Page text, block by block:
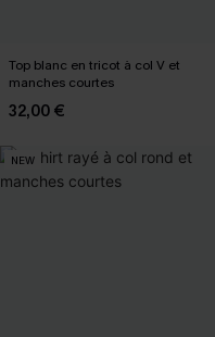
Top blanc en tricot à col V et
manches courtes
32,00 €
NEW